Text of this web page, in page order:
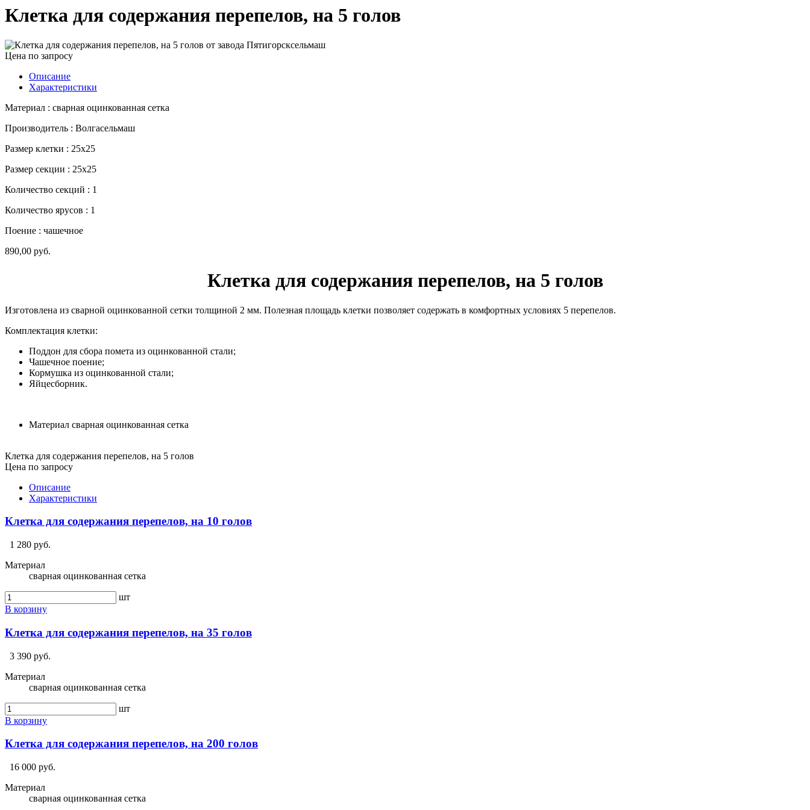
Клетка для содержания перепелов, на 5 голов
Цена по запросу
Описание
Характеристики
Материал : сварная оцинкованная сетка
Производитель : Волгасельмаш
Размер клетки : 25х25
Размер секции : 25х25
Количество секций : 1
Количество ярусов : 1
Поение : чашечное
890,00 руб.
Клетка для содержания перепелов, на 5 голов
Изготовлена из сварной оцинкованной сетки толщиной 2 мм. Полезная площадь клетки позволяет содержать в комфортных условиях 5 перепелов.
Комплектация клетки:
Поддон для сбора помета из оцинкованной стали;
Чашечное поение;
Кормушка из оцинкованной стали;
Яйцесборник.
Материал сварная оцинкованная сетка
Клетка для содержания перепелов, на 5 голов
Цена по запросу
Описание
Характеристики
Клетка для содержания перепелов, на 10 голов
1 280 руб.
Материал
сварная оцинкованная сетка
шт
В корзину
Клетка для содержания перепелов, на 35 голов
3 390 руб.
Материал
сварная оцинкованная сетка
шт
В корзину
Клетка для содержания перепелов, на 200 голов
16 000 руб.
Материал
сварная оцинкованная сетка